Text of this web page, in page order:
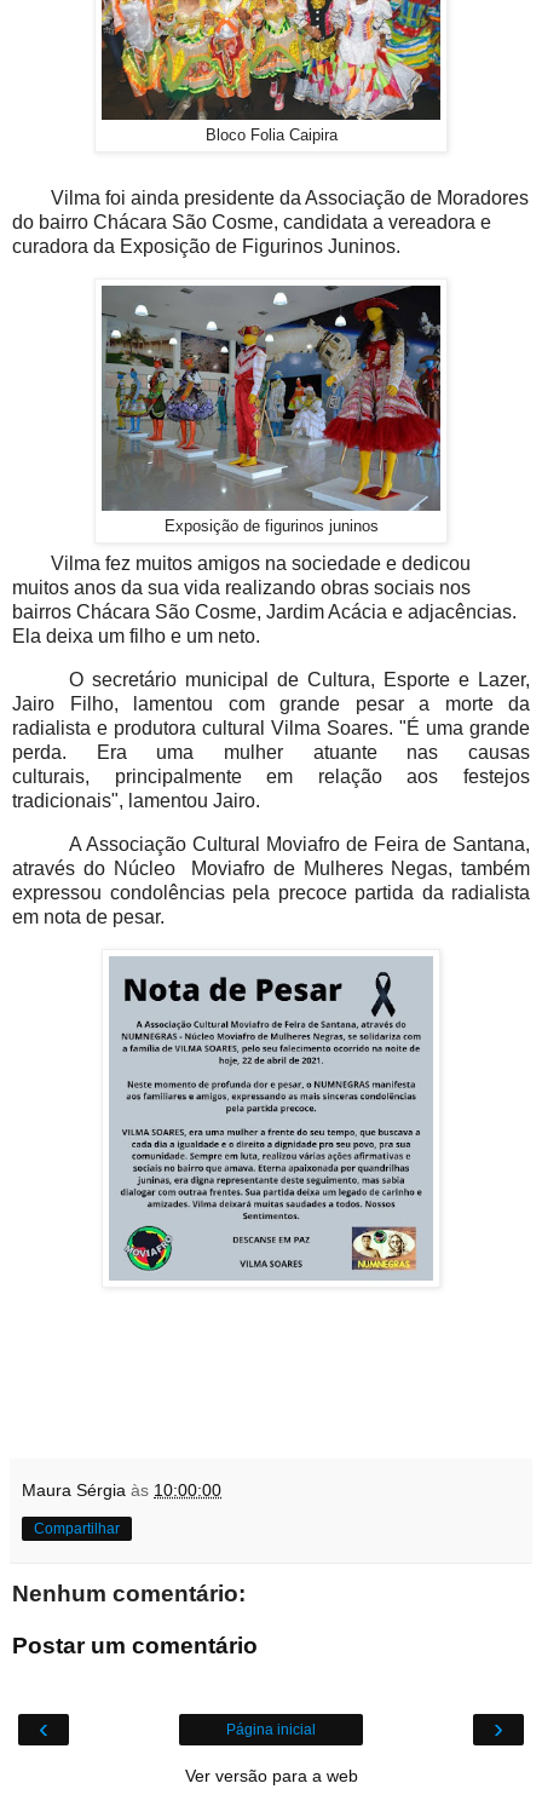
Bloco Folia Caipira
Vilma foi ainda presidente da Associação de Moradores
do bairro Chácara São Cosme, candidata a vereadora e
curadora da Exposição de Figurinos Juninos.
Exposição de figurinos juninos
Vilma fez muitos amigos na sociedade e dedicou
muitos anos da sua vida realizando obras sociais nos
bairros Chácara São Cosme, Jardim Acácia e adjacências.
Ela deixa um filho e um neto.
O secretário municipal de Cultura, Esporte e Lazer,
Jairo Filho, lamentou com grande pesar a morte da
radialista e produtora cultural Vilma Soares. "É uma grande
perda. Era uma mulher atuante nas causas
culturais, principalmente em relação aos festejos
tradicionais", lamentou Jairo.
A Associação Cultural Moviafro de Feira de Santana,
através do Núcleo Moviafro de Mulheres Negas, também
expressou condolências pela precoce partida da radialista
em nota de pesar.
Maura Sérgia às 10:00:00
Compartilhar
Nenhum comentário:
Postar um comentário
‹ ›
Página inicial
Ver versão para a web